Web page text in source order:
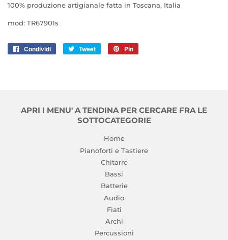
100% produzione artigianale fatta in Toscana, Italia
mod: TR67901s
Condividi
CondividiTweet
Twitta
Pin
APRI I MENU' A TENDINA PER CERCARE FRA LE
SOTTOCATEGORIE
Home
Pianoforti e Tastiere
Chitarre
Bassi
Batterie
Audio
Fiati
Archi
Percussioni